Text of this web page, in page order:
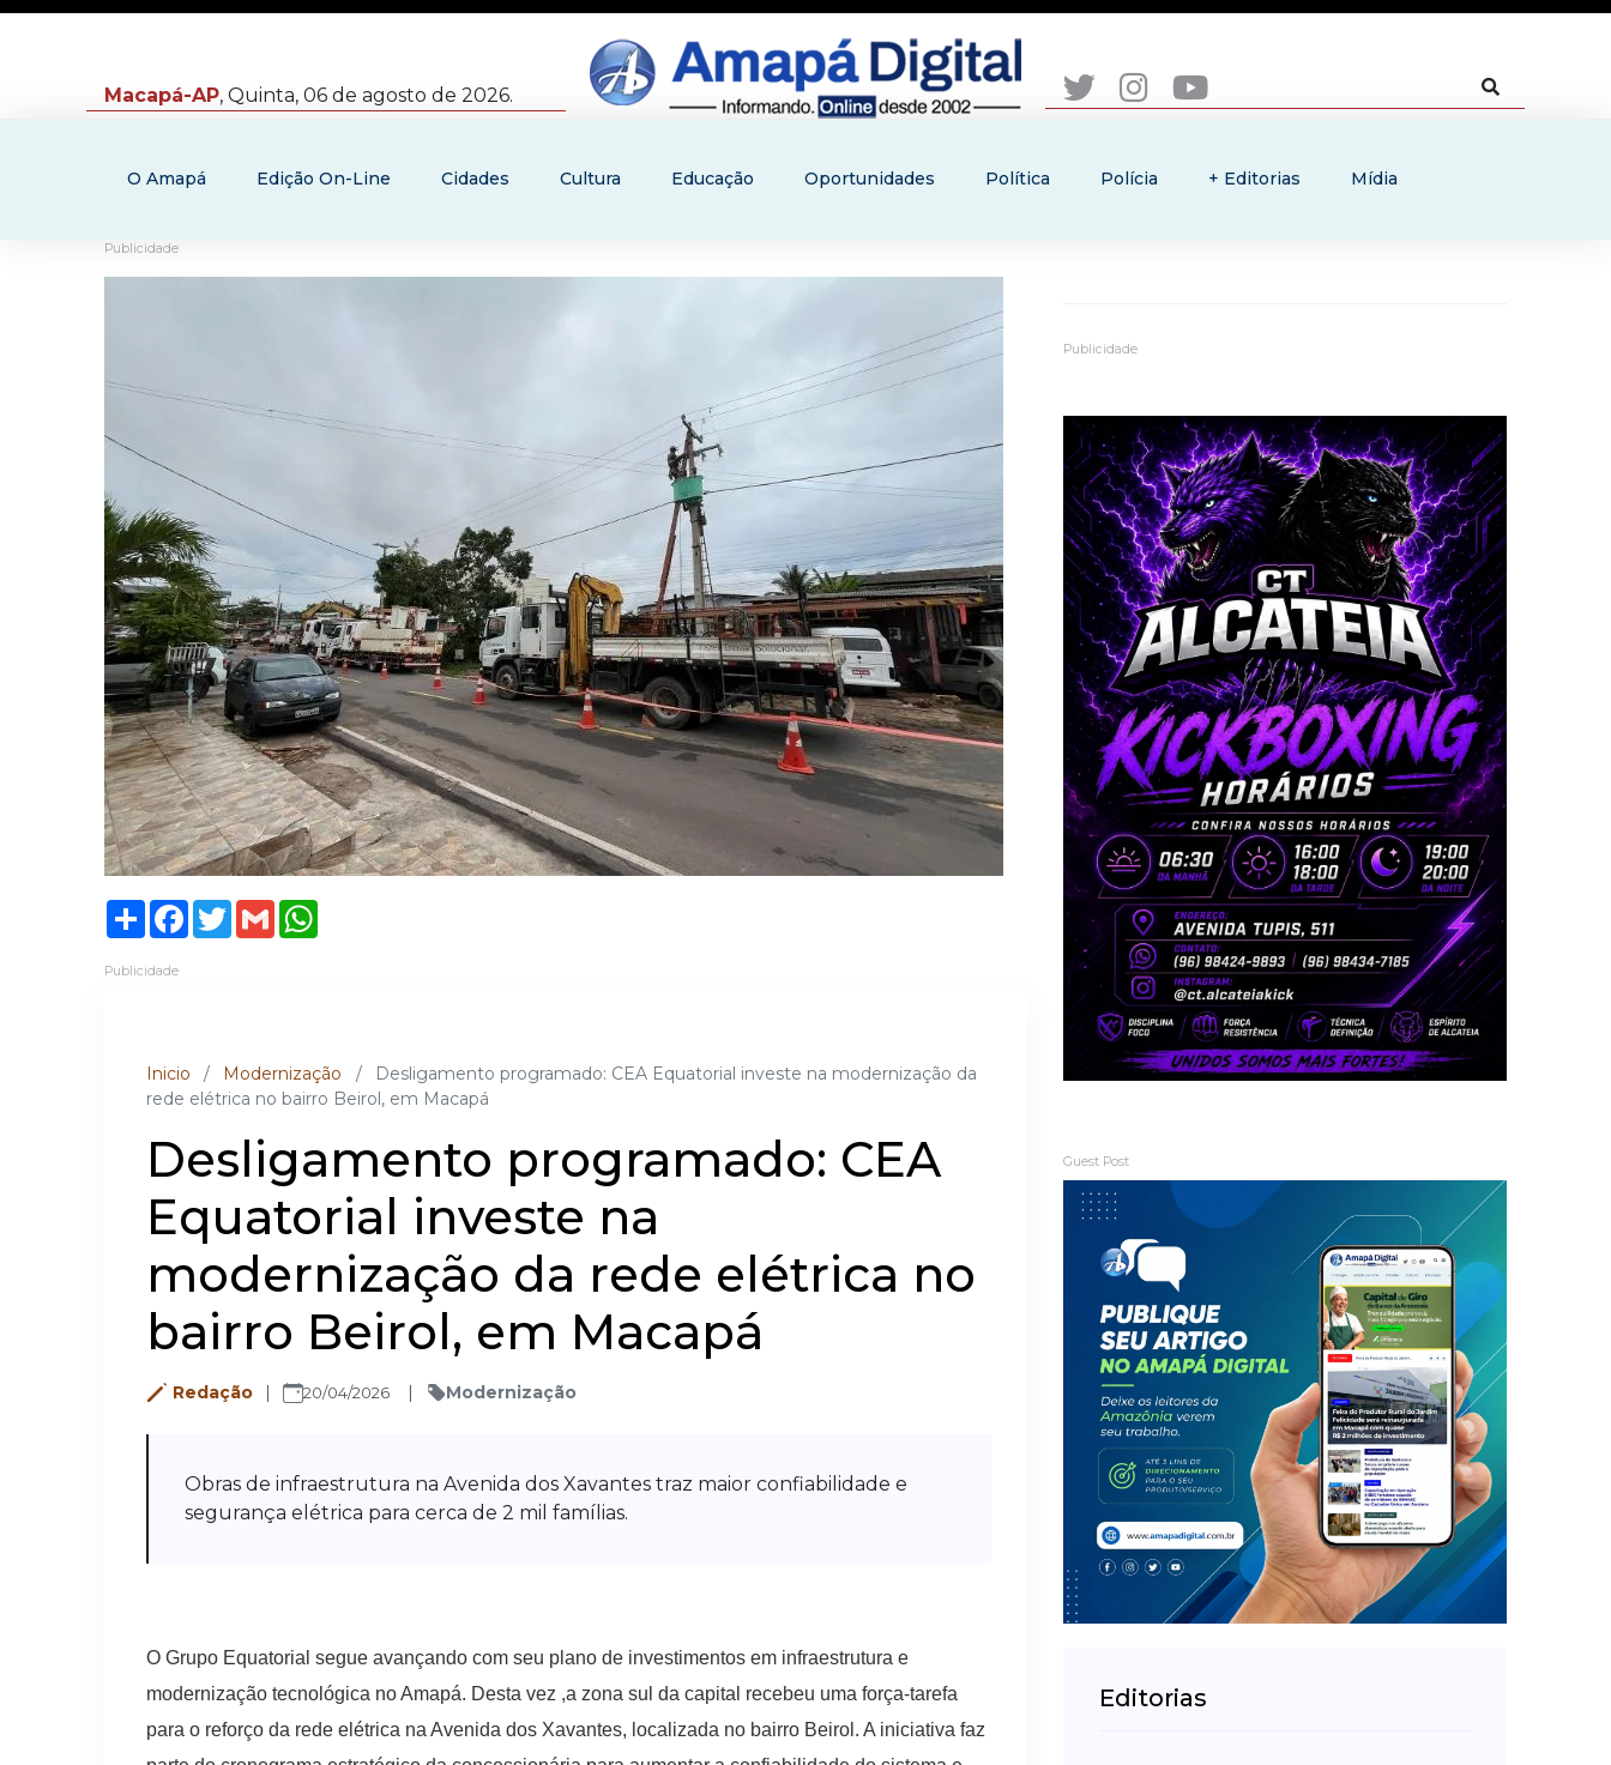
Macapá-AP, Quinta, 06 de agosto de 2026.
O Amapá Edição On-Line Cidades Cultura Educação Oportunidades Política Polícia + Editorias Mídia
Publicidade
ShareFacebook
TwitterGmail
Publicidade
Inicio / Modernização /
Desligamento programado: CEA Equatorial investe na modernização da
rede elétrica no bairro Beirol, em Macapá
Desligamento programado: CEA
Equatorial investe na
modernização da rede elétrica no
bairro Beirol, em Macapá
Redação 20/04/2026 Modernização
Obras de infraestrutura na Avenida dos Xavantes traz maior confiabilidade e
segurança elétrica para cerca de 2 mil famílias.
O Grupo Equatorial segue avançando com seu plano de investimentos em infraestrutura e
modernização tecnológica no Amapá. Desta vez ,a zona sul da capital recebeu uma força-tarefa
para o reforço da rede elétrica na Avenida dos Xavantes, localizada no bairro Beirol. A iniciativa faz
Publicidade
Guest Post
Editorias